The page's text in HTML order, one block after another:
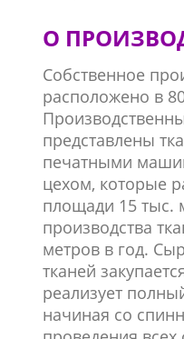
О
Собственное
расположено в
представлены
печатными
цехом, которые
площади 15 тыс.
производства
метров в год.
тканей
реализует
начиная со